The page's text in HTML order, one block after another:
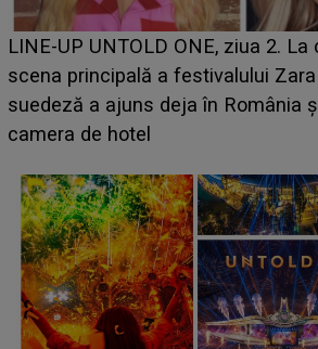
Ce a dezvăluit noua
luat prin surprindere pe
BĂIATUL VIZAT de
faptului împlinit, A